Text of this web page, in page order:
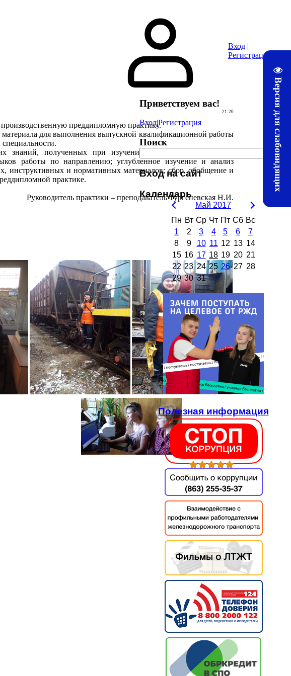
Версия для слабовидящих
Методические материалы ЛТЖТ
Вход|
Регистрация
21:20
преддипломную практику.
для выполнения выпускной квалификационной работы
знаний, полученных при изучении общепрофессиональных
работы по направлению; углубленное изучение и анализ
инструктивных и нормативных материалов; сбор, обобщение и
практике.
Руководитель практики – преподаватель Тургеневская Н.И.
Приветствуем вас!
Вход|Регистрация
Поиск
Вход на сайт
Календарь
Май 2017
Пн Вт Ср Чт Пт Сб Вс
1
2 3 4 5 6
7
8
9 10 11 12 13 14
15 16 17 18 19 20 21
22 23 24 25 26 27 28
29 30 31
Полезная информация